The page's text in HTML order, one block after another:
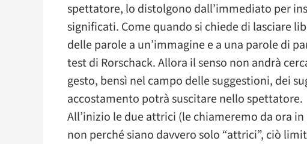
spettatore, lo distolgono dall’immediato per
significati. Come quando si chiede di lasciare
delle parole a un’immagine e a una parole di
test di Rorschack. Allora il senso non andrà
gesto, bensì nel campo delle suggestioni, dei
accostamento potrà suscitare nello spettatore.
All’inizio le due attrici (le chiameremo da ora
non perché siano davvero solo “attrici”, ciò